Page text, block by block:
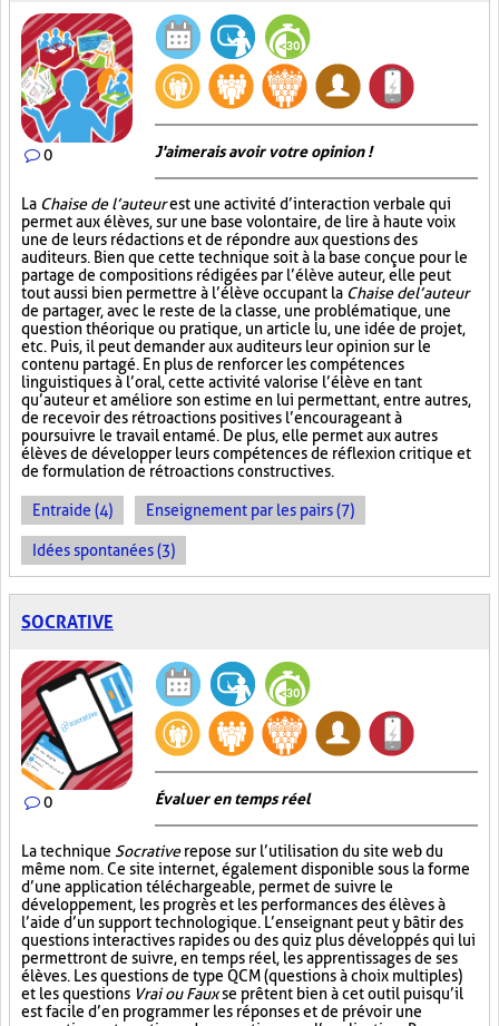
0 J'aimerais avoir votre opinion !
La Chaise de l’auteurest une activité d’interaction verbale qui
permet aux élèves, sur une base volontaire, de lire à haute voix
une de leurs rédactions et de répondre aux questions des
auditeurs. Bien que cette technique soit à la base conçue pour le
partage de compositions rédigées par l’élève auteur, elle peut
tout aussi bien permettre à l’élève occupant la Chaise de l’auteur
de partager, avec le reste de la classe, une problématique, une
question théorique ou pratique, un article lu, une idée de projet,
etc. Puis, il peut demander aux auditeurs leur opinion sur le
contenu partagé. En plus de renforcer les compétences
linguistiques à l’oral, cette activité valorise l’élève en tant
qu’auteur et améliore son estime en lui permettant, entre autres,
de recevoir des rétroactions positives l’encourageant à
poursuivre le travail entamé. De plus, elle permet aux autres
élèves de développer leurs compétences de réflexion critique et
de formulation de rétroactions constructives.
Entraide (4) Enseignement par les pairs (7)
Idées spontanées (3)
SOCRATIVE
0 Évaluer en temps réel
La technique Socrativerepose sur l’utilisation du site web du
même nom. Ce site internet, également disponible sous la forme
d’une application téléchargeable, permet de suivre le
développement, les progrès et les performances des élèves à
l’aide d’un support technologique. L’enseignant peut y bâtir des
questions interactives rapides ou des quiz plus développés qui lui
permettront de suivre, en temps réel, les apprentissages de ses
élèves. Les questions de type QCM (questions à choix multiples)
et les questions Vrai ou Fauxse prêtent bien à cet outil puisqu’il
est facile d’en programmer les réponses et de prévoir une